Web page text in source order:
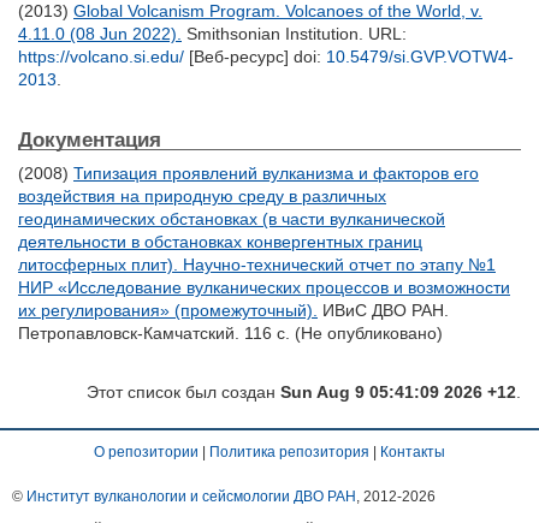
(2013) Global Volcanism Program. Volcanoes of the World, v.
4.11.0 (08 Jun 2022). Smithsonian Institution. URL:
https://volcano.si.edu/ [Веб-ресурс] doi: 10.5479/si.GVP.VOTW4-
2013
Документация
(2008) Типизация проявлений вулканизма и факторов его
воздействия на природную среду в различных
геодинамических обстановках (в части вулканической
деятельности в обстановках конвергентных границ
литосферных плит). Научно-технический отчет по этапу №1
НИР «Исследование вулканических процессов и возможности
их регулирования» (промежуточный).
ИВиС ДВО РАН.
Петропавловск-Камчатский. 116 с. (Не опубликовано)
Этот список был создан Sun Aug 9 05:41:09 2026 +12
О репозитории Политика репозитория Контакты
© Институт вулканологии и сейсмологии ДВО РАН , 2012-2026